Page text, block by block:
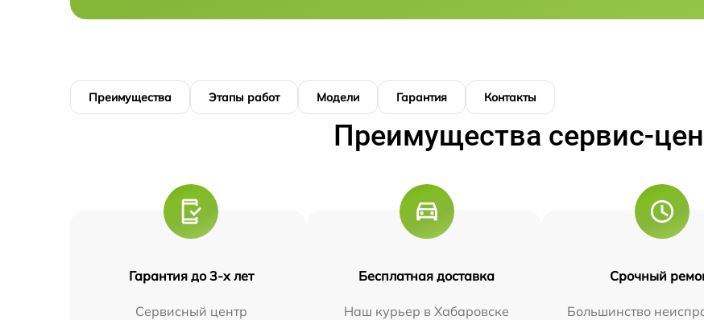
Преимущества Этапы работ Модели Гарантия Контакты
Преимущества сервис-
Гарантия до 3-х лет
Сервисный центр
Бесплатная доставка
Наш курьер в Хабаровске
Срочный
Большинство